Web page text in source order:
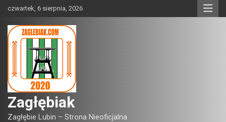
content
czwartek, 6 sierpnia, 2026
Zagłębiak
Zagłębie Lubin – Strona Nieoficjalna